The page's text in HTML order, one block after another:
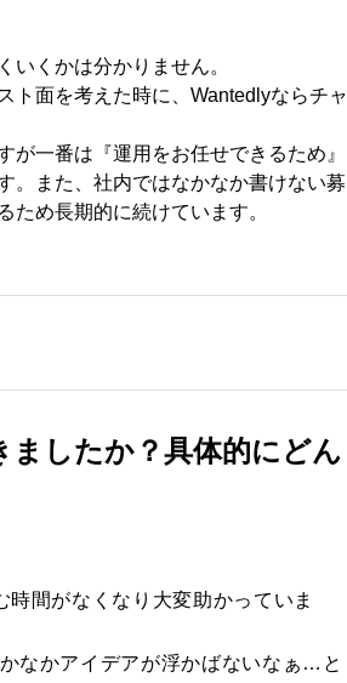
くかは分かりません。
ト面を考えた時に、Wantedlyならチャ
一番は『運用をお任せできるため』
。また、社内ではなかなか書けない募
め長期的に続けています。
したか？具体的にどん
間がなくなり大変助かっていま
なかアイデアが浮かばないなぁ…と